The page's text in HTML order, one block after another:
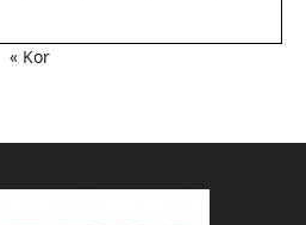
« Kor